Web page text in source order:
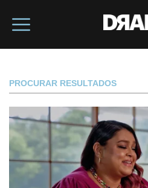
PROCURAR RESULTADOS